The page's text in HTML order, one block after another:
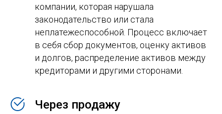
компании, которая нарушала
законодательство или стала
неплатежеспособной. Процесс включает
в себя сбор документов, оценку активов
и долгов, распределение активов между
кредиторами и другими сторонами.
Через продажу